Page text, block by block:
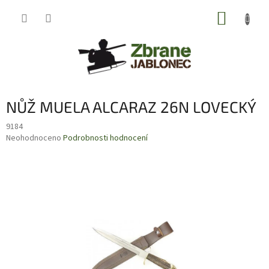
NŮŽ MUELA ALCARAZ 26N LOVECKÝ
9184
Průměrné
Neohodnoceno Podrobnosti hodnocení